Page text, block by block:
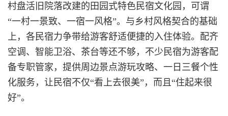
村盘活旧院落改建的田园式特色民宿文化园，可谓
“一村一景致、一宿一风格”。与乡村风格契合的基础
上，各民宿力争带给游客舒适便捷的入住体验。配齐
空调、智能卫浴、茶台等还不够，不少民宿为游客配
备专职管家，提供周边景点游玩攻略、一日三餐个性
化服务，让民宿不仅“看上去很美”，而且“住起来很
好”。